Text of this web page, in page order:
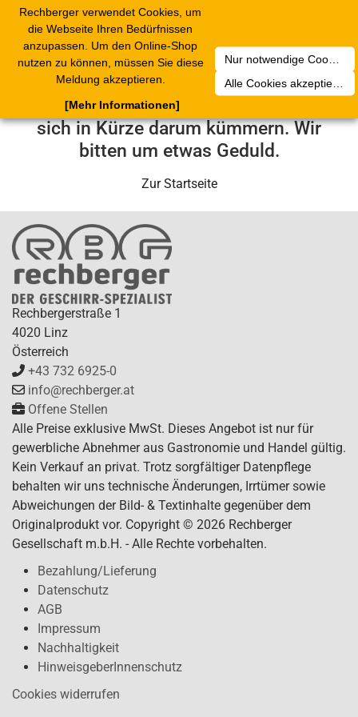
Rechberger verwendet Cookies, um
die Webseite Ihren Bedürfnissen
anzupassen. Um den Online-Shop
nutzen zu können, müssen Sie diese
Meldung akzeptieren.
Nur notwendige Cookies akzeptieren
Alle Cookies akzeptieren
[Mehr Informationen]
Leider ist ein technischer Fehler
aufgetreten. Unser Service-Team wird
sich in Kürze darum kümmern. Wir
bitten um etwas Geduld.
Zur Startseite
Rechbergerstraße 1
4020 Linz
Österreich
+43 732 6925-0
info@rechberger.at
Offene Stellen
Alle Preise exklusive MwSt. Dieses Angebot ist nur für
gewerbliche Abnehmer aus Gastronomie und Handel gültig.
Kein Verkauf an privat. Trotz sorgfältiger Datenpflege
behalten wir uns technische Änderungen, Irrtümer sowie
Abweichungen der Bild- & Textinhalte gegenüber dem
Originalprodukt vor. Copyright © 2026 Rechberger
Gesellschaft m.b.H. - Alle Rechte vorbehalten.
Bezahlung/Lieferung
Datenschutz
AGB
Impressum
Nachhaltigkeit
HinweisgeberInnenschutz
Cookies widerrufen